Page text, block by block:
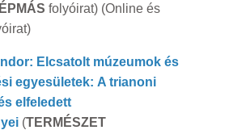
folyóirat) (Online és
Elcsatolt múzeumok és
egyesületek: A trianoni
elfeledett
(TERMÉSZET